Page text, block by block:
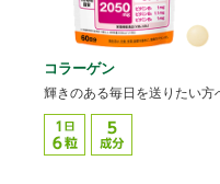
コラーゲン
輝きのある毎日を送りたい方